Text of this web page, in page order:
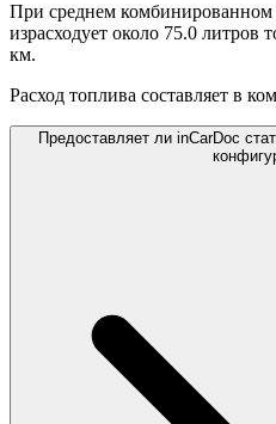
При среднем комбинированном
израсходует около 75.0 литров
км.
Расход топлива составляет в
Предоставляет ли inCarDoc